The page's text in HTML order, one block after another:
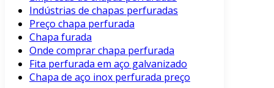
Indústrias de chapas perfuradas
Preço chapa perfurada
Chapa furada
Onde comprar chapa perfurada
Fita perfurada em aço galvanizado
Chapa de aço inox perfurada preço